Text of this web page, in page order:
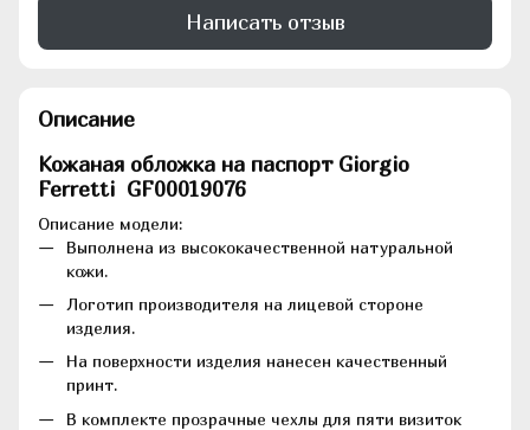
Написать отзыв
Описание
Кожаная обложка на паспорт Giorgio
Ferretti GF00019076
Описание модели:
Выполнена из высококачественной натуральной
кожи.
Логотип производителя на лицевой стороне
изделия.
На поверхности изделия нанесен качественный
принт.
В комплекте прозрачные чехлы для пяти визиток